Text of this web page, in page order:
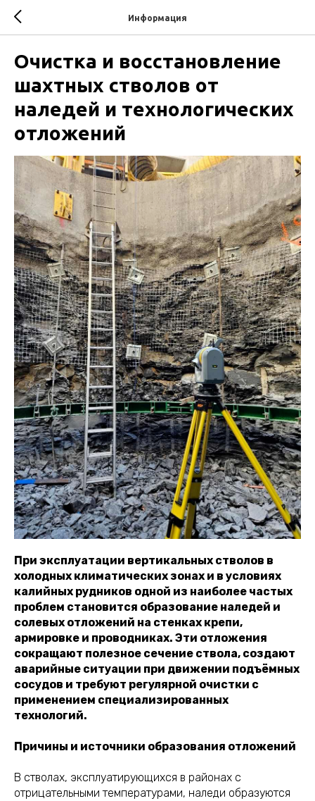
Информация
Очистка и восстановление
шахтных стволов от
наледей и технологических
отложений
При эксплуатации вертикальных стволов в
холодных климатических зонах и в условиях
калийных рудников одной из наиболее частых
проблем становится образование наледей и
солевых отложений на стенках крепи,
армировке и проводниках. Эти отложения
сокращают полезное сечение ствола, создают
аварийные ситуации при движении подъёмных
сосудов и требуют регулярной очистки с
применением специализированных
технологий.
Причины и источники образования отложений
В стволах, эксплуатирующихся в районах с
отрицательными температурами, наледи образуются